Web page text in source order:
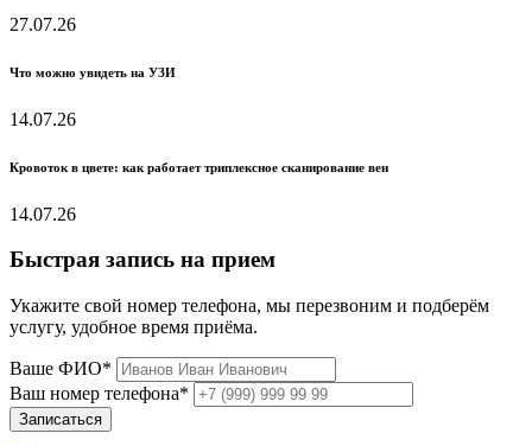
27.07.26
Что можно увидеть на УЗИ
14.07.26
Кровоток в цвете: как работает триплексное сканирование вен
14.07.26
Быстрая запись на прием
Укажите свой номер телефона, мы перезвоним и подберём
услугу, удобное время приёма.
Ваше ФИО*
Ваш номер телефона*
Записаться